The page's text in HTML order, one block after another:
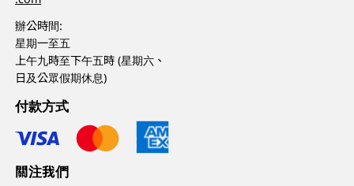
辦公時間:
星期一至五
上午九時至下午五時 (星期六、
日及公眾假期休息)
付款方式
關注我們